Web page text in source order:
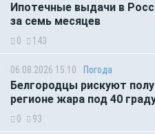
Ипотечные выдачи в
за семь месяцев
0 143
06.08.2026 15:10 Погода
Белгородцы рискуют
регионе жара под 40
0 93